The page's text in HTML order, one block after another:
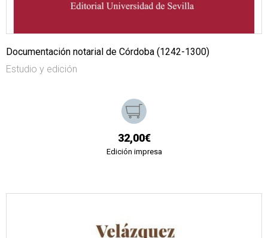
Documentación notarial de Córdoba (1242-1300)
Estudio y edición
32,00€
Edición impresa